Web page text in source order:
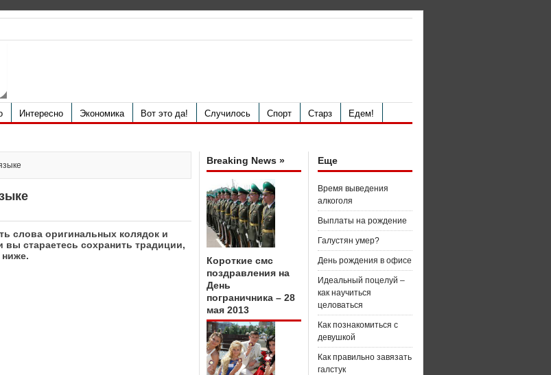
Интересно Экономика Вот это да! Случилось Спорт Старз
Едем!
слова оригинальных колядок и
стараетесь сохранить традиции,
Breaking News »
Короткие смс
поздравления на
День
пограничника – 28
мая 2013
Еще
Время выведения
алкоголя
Выплаты на рождение
Галустян умер?
День рождения в офисе
Идеальный поцелуй –
как научиться
целоваться
Как познакомиться с
девушкой
Как правильно завязать
галстук